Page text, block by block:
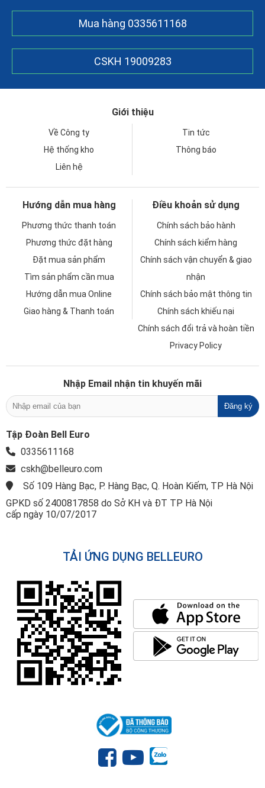
Mua hàng 0335611168
CSKH 19009283
Giới thiệu
Về Công ty
Tin tức
Hệ thống kho
Thông báo
Liên hệ
Hướng dẫn mua hàng
Phương thức thanh toán
Phương thức đặt hàng
Đặt mua sản phẩm
Tìm sản phẩm cần mua
Hướng dẫn mua Online
Giao hàng & Thanh toán
Điều khoản sử dụng
Chính sách bảo hành
Chính sách kiểm hàng
Chính sách vận chuyển & giao
nhận
Chính sách bảo mật thông tin
Chính sách khiếu nại
Chính sách đổi trả và hoàn tiền
Privacy Policy
Nhập Email nhận tin khuyến mãi
Tập Đoàn Bell Euro
0335611168
cskh@belleuro.com
Số 109 Hàng Bạc, P. Hàng Bạc, Q. Hoàn Kiếm, TP Hà Nội
GPKD số 2400817858 do Sở KH và ĐT TP Hà Nội
cấp ngày 10/07/2017
TẢI ỨNG DỤNG BELLEURO